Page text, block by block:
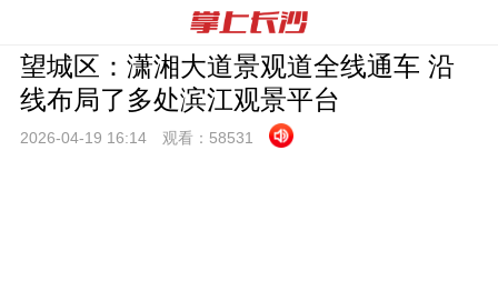
望城区：潇湘大道景观道全线通车 沿
线布局了多处滨江观景平台
2026-04-19 16:14 观看： 58531